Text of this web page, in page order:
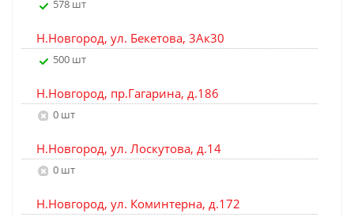
578 шт
Н.Новгород, ул. Бекетова, 3Ак30
500 шт
Н.Новгород, пр.Гагарина, д.186
0 шт
Н.Новгород, ул. Лоскутова, д.14
0 шт
Н.Новгород, ул. Коминтерна, д.172